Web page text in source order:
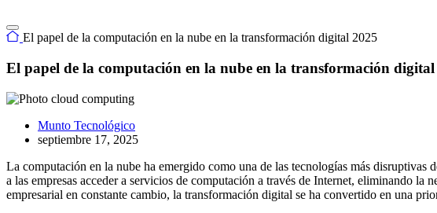
El papel de la computación en la nube en la transformación digital 2025
El papel de la computación en la nube en la transformación digital
Munto Tecnológico
septiembre 17, 2025
La computación en la nube ha emergido como una de las tecnologías más
a las empresas acceder a servicios de computación a través de Internet, eliminando
empresarial en constante cambio, la transformación digital se ha convertido en una